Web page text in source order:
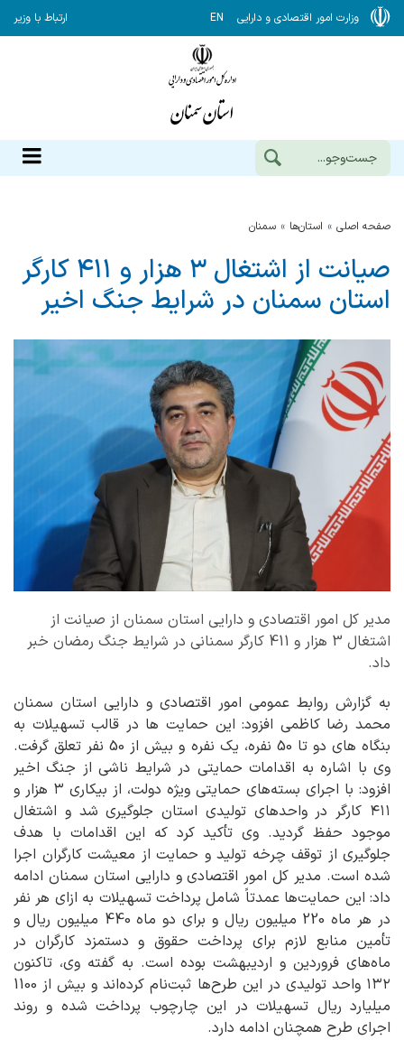
وزارت امور اقتصادی و دارایی EN ارتباط با وزیر
صفحه اصلی استان‌ها سمنان
صیانت از اشتغال ۳ هزار و ۴۱۱ کارگر
استان سمنان در شرایط جنگ اخیر
مدیر کل امور اقتصادی و دارایی استان سمنان از صیانت از
اشتغال 3 هزار و 411 کارگر سمنانی در شرایط جنگ رمضان خبر
داد.
به گزارش روابط عمومی امور اقتصادی و دارایی استان سمنان
محمد رضا کاظمی افزود: این حمایت ها در قالب تسهیلات به
بنگاه های دو تا 50 نفره، یک نفره و بیش از 50 نفر تعلق گرفت.
وی با اشاره به اقدامات حمایتی در شرایط ناشی از جنگ اخیر
افزود: با اجرای بسته‌های حمایتی ویژه دولت، از بیکاری ۳ هزار و
۴۱۱ کارگر در واحدهای تولیدی استان جلوگیری شد و اشتغال
موجود حفظ گردید. وی تأکید کرد که این اقدامات با هدف
جلوگیری از توقف چرخه تولید و حمایت از معیشت کارگران اجرا
شده است. مدیر کل امور اقتصادی و دارایی استان سمنان ادامه
داد: این حمایت‌ها عمدتاً شامل پرداخت تسهیلات به ازای هر نفر
در هر ماه 220 میلیون ریال و برای دو ماه 440 میلیون ریال و
تأمین منابع لازم برای پرداخت حقوق و دستمزد کارگران در
ماه‌های فروردین و اردیبهشت بوده است. به گفته وی، تاکنون
۱۳۲ واحد تولیدی در این طرح‌ها ثبت‌نام کرده‌اند و بیش از 1100
میلیارد ریال تسهیلات در این چارچوب پرداخت شده و روند
اجرای طرح همچنان ادامه دارد.